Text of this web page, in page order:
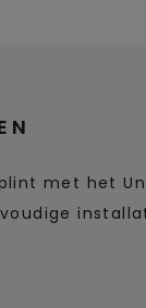
met het